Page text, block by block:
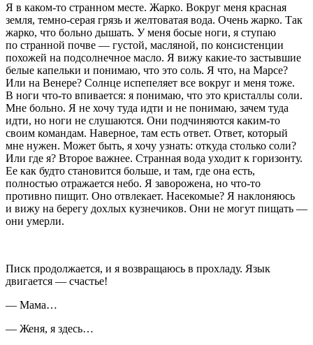
Я в каком-то странном месте. Жарко. Вокруг меня красная
земля, темно-серая грязь и желтоватая вода. Очень жарко. Так
жарко, что больно дышать. У меня босые ноги, я ступаю
по странной почве — густой, масляной, по консистенции
похожей на подсолнечное масло. Я вижу какие-то застывшие
белые капельки и понимаю, что это соль. Я что, на Марсе?
Или на Венере? Солнце испепеляет все вокруг и меня тоже.
В ноги что-то впивается: я понимаю, что это кристаллы соли.
Мне больно. Я не хочу туда идти и не понимаю, зачем туда
идти, но ноги не слушаются. Они подчиняются каким-то
своим командам. Наверное, там есть ответ. Ответ, который
мне нужен. Может быть, я хочу узнать: откуда столько соли?
Или где я? Второе важнее. Странная вода уходит к горизонту.
Ее как будто становится больше, и там, где она есть,
полностью отражается небо. Я заворожена, но что-то
противно пищит. Оно отвлекает. Насекомые? Я наклоняюсь
и вижу на берегу дохлых кузнечиков. Они не могут пищать —
они умерли.
Писк продолжается, и я возвращаюсь в прохладу. Язык
двигается — счастье!
— Мама…
— Женя, я здесь…